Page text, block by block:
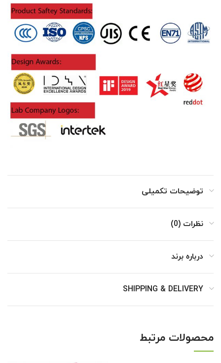
توضیحات تکمیلی
نظرات (0)
درباره برند
SHIPPING & DELIVERY
محصولات مرتبط